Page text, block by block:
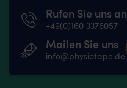
Rufen Sie uns an
+49(0)160 3376057
Mailen Sie uns
info@physiotape.de